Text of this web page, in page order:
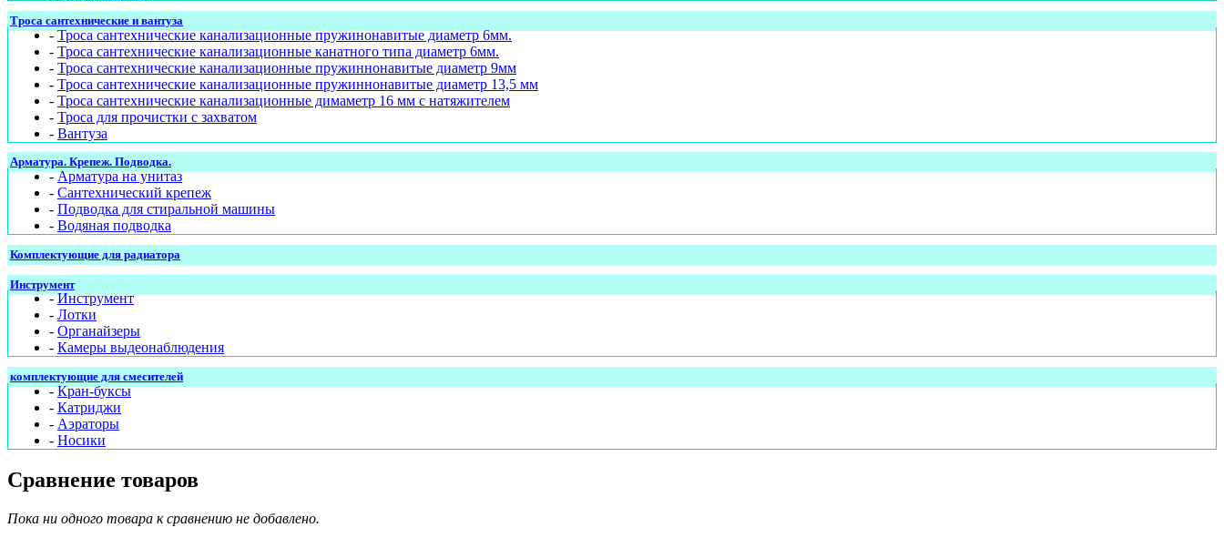
Троса сантехнические и вантуза
-Троса сантехнические канализационные пружинонавитые диаметр 6мм.
- Троса сантехнические канализационные канатного типа диаметр 6мм.
- Троса сантехнические канализационные пружиннонавитые диаметр 9мм
- Троса сантехнические канализационные пружиннонавитые диаметр 13,5 мм
- Троса сантехнические канализационные димаметр 16 мм с натяжителем
- Троса для прочистки с захватом
- Вантуза
Арматура. Крепеж. Подводка.
-Арматура на унитаз
- Сантехнический крепеж
- Подводка для стиральной машины
- Водяная подводка
Комплектующие для радиатора
Инструмент
-Инструмент
- Лотки
- Органайзеры
- Камеры выдеонаблюдения
комплектующие для смесителей
-Кран-буксы
- Катриджи
- Аэраторы
- Носики
Сравнение товаров
Пока ни одного товара к сравнению не добавлено.